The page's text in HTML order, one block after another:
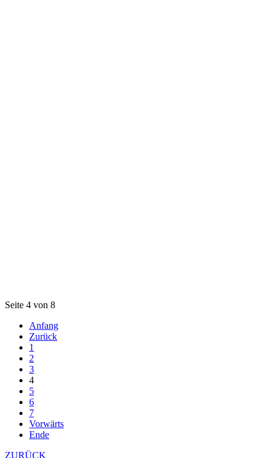
Seite 4 von 8
Anfang
Zurück
1
2
3
4
5
6
7
Vorwärts
Ende
ZURÜCK